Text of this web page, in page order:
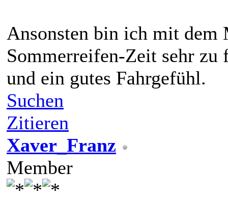
Ansonsten bin ich mit dem
Sommerreifen-Zeit sehr zu
und ein gutes Fahrgefühl.
Suchen
Zitieren
Xaver_Franz
Member